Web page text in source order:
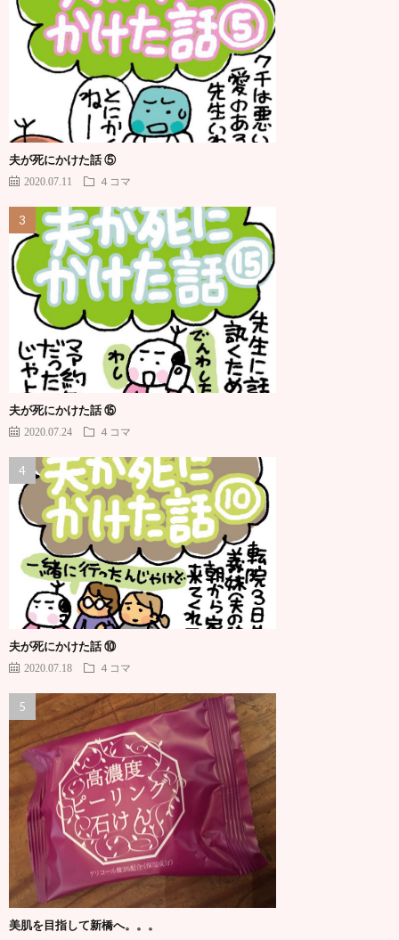
夫が死にかけた話 ⑤
2020.07.11 ４コマ
夫が死にかけた話 ⑮
2020.07.24 ４コマ
夫が死にかけた話 ⑩
2020.07.18 ４コマ
美肌を目指して新橋へ。。。